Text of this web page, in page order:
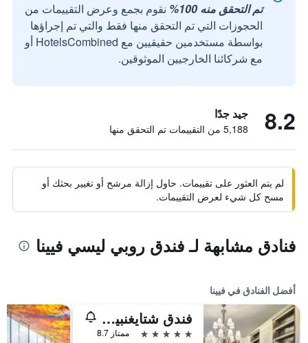
تم التحقق منه 100%
نقوم بجمع وعرض التقييمات من
الحجوزات التي تم التحقق منها فقط والتي تم إجراؤها
بواسطة مستخدمين حقيقيين مع HotelsCombined أو
مع شركائنا الخارجيين الموثوقين.
8.2 جيد جدًا
5,188 من التقييمات تم التحقق منها
لم يتم العثور على تقييمات. حاول إزالة مرشح أو تغيير بحثك أو
مسح كل شيء لعرض التقييمات.
فنادق مشابهة لـ فندق روبي ليسي فيينا
أفضل الفنادق في فيينا
فندق شتايغنبيرغر هيرنهوف
5 نجوم
ممتاز 8.7